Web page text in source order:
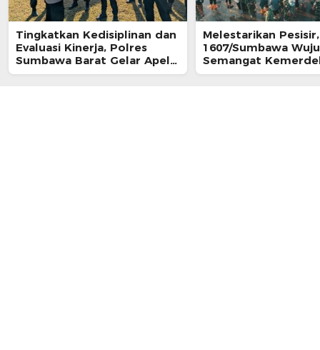
Tingkatkan Kedisiplinan dan
Evaluasi Kinerja, Polres
Sumbawa Barat Gelar Apel
Fungsi
‎Melestarikan
1607/Sumbawa
Semangat
Lewat Aksi Nyata